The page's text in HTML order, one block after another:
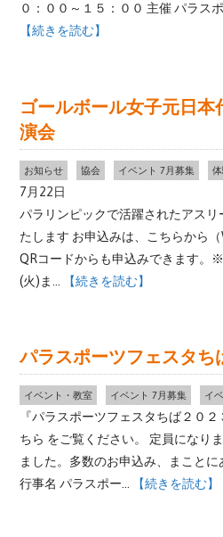
０：００～１５：００ 主催 パラス
【続きを読む】
ゴールボール女子元日
演会
お知らせ 協会 イベント 7月募集
7月22日
パラリンピックで活躍されたアス
たします お申込みは、こちらから
QRコードからも申込みできます。
(火)ま...
【続きを読む】
パラスポーツフェスタち
イベント・教室 イベント 7月募集 イ
『パラスポーツフェスタちば２０
ちら をご覧ください。 定員になり
ました。多数のお申込み、まことに
行事名 パラスポー...
【続きを読む】